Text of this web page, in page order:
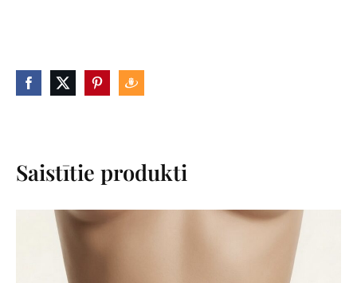
Saistītie produkti